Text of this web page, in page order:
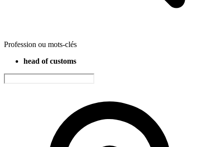
Profession ou mots-clés
head of customs